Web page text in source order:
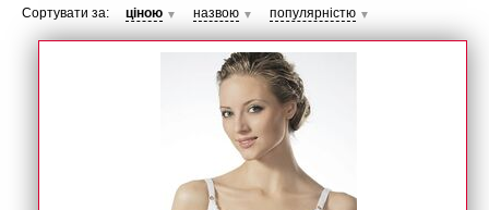
Сортувати за: ціною ▼ назвою ▼ популярністю ▼